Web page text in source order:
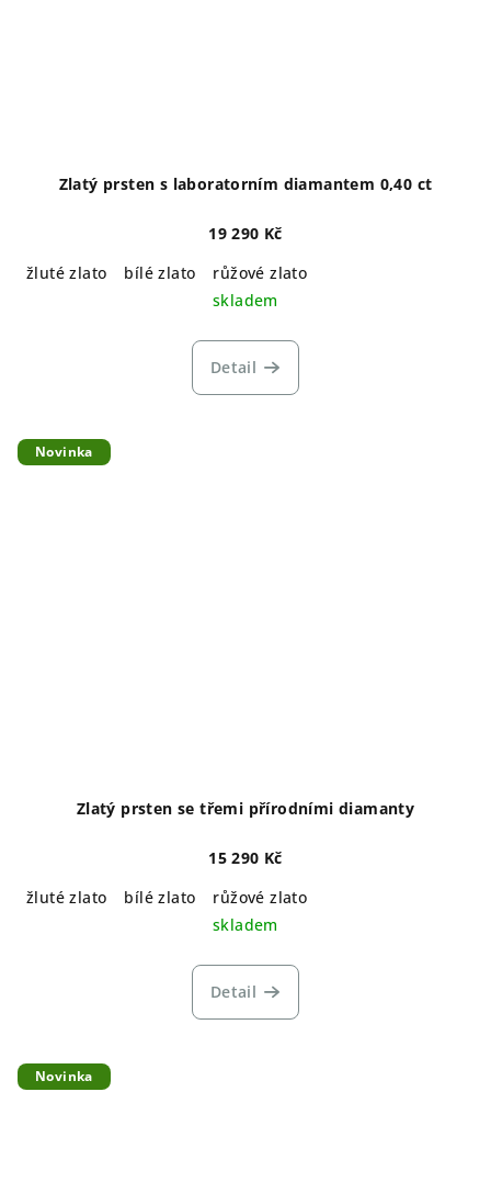
Zlatý prsten s laboratorním diamantem 0,40 ct
19 290 Kč
žluté zlato
bílé zlato
růžové zlato
skladem
Detail
Novinka
Zlatý prsten se třemi přírodními diamanty
15 290 Kč
žluté zlato
bílé zlato
růžové zlato
skladem
Detail
Novinka